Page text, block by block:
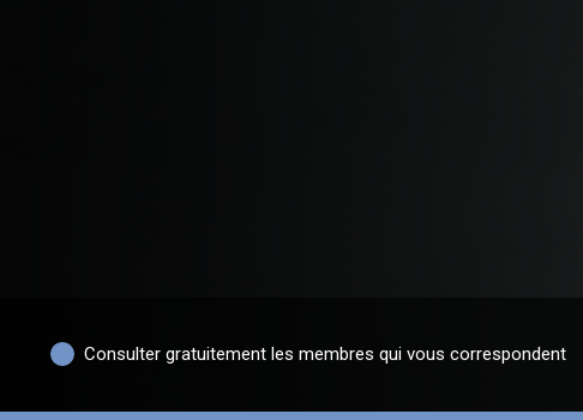
Consulter gratuitement les membres qui vous correspondent